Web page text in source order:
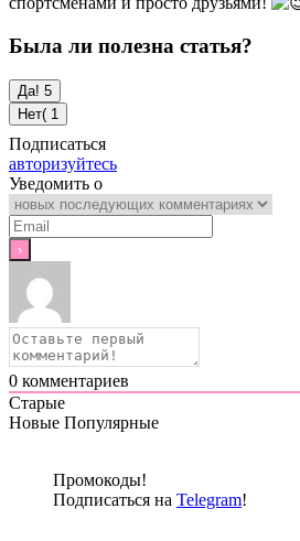
Была ли полезна статья?
Да! 5
Нет( 1
Подписаться
авторизуйтесь
Уведомить о
0 комментариев
Старые
Новые Популярные
Промокоды!
Подписаться на Telegram!